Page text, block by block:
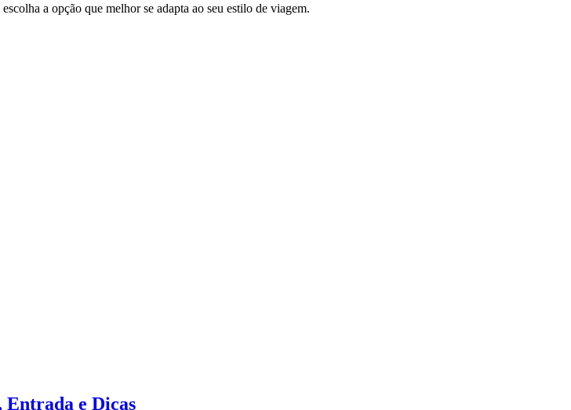
a opção que melhor se adapta ao seu estilo de viagem.
Entrada e Dicas